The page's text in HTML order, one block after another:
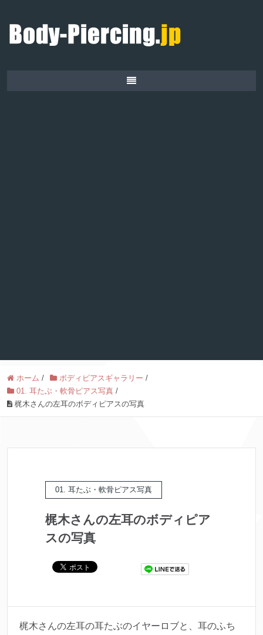
ホーム / ボディピアスギャラリー /
01. 耳たぶ・軟骨ピアス写真 /
梶木さんの左耳のボディピアスの写真
01. 耳たぶ・軟骨ピアス写真
梶木さんの左耳のボディピア
スの写真
梶木さんの左耳の耳たぶのイヤーロブと、耳のふち